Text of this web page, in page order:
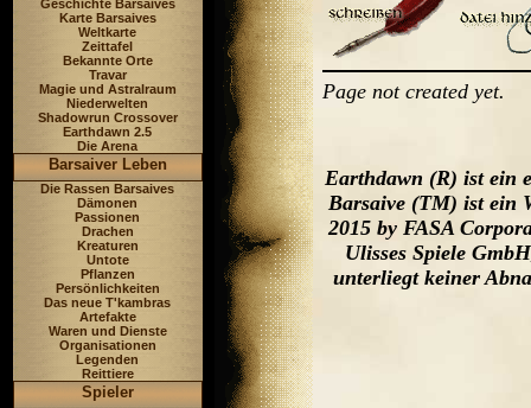
Geschichte Barsaives
Karte Barsaives
Weltkarte
Zeittafel
Bekannte Orte
Travar
Magie und Astralraum
Niederwelten
Shadowrun Crossover
Earthdawn 2.5
Die Arena
Barsaiver Leben
Die Rassen Barsaives
Dämonen
Passionen
Drachen
Kreaturen
Untote
Pflanzen
Persönlichkeiten
Das neue T'kambras
Artefakte
Waren und Dienste
Organisationen
Legenden
Reittiere
Spieler
Page not created yet.
Earthdawn (R) ist ein
Barsaive (TM) ist ein
2015 by FASA
Ulisses Spiele
unterliegt keiner